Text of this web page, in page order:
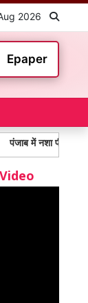
2026
Epaper
पीड़ितों में 65% से